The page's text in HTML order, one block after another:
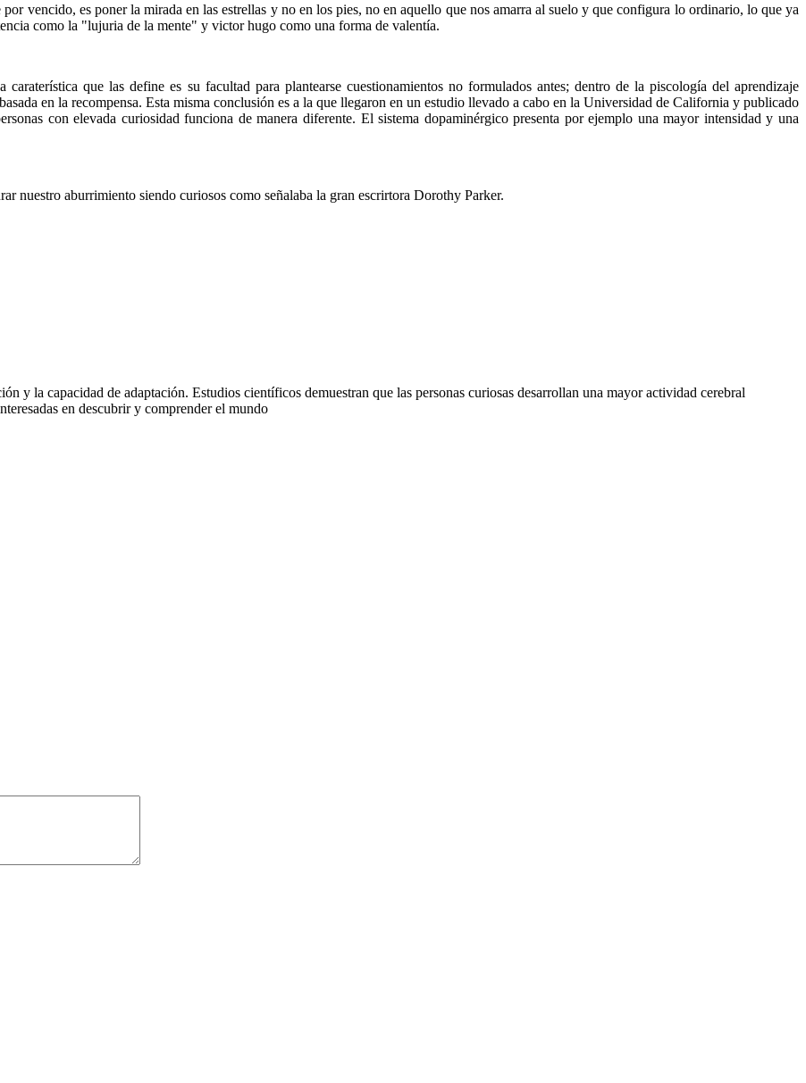
vencido, es poner la mirada en las estrellas y no en los pies, no en aquello que nos amarra al suelo y que configura lo ordinario, lo que ya
como la "lujuria de la mente" y victor hugo como una forma de valentía.
caraterística que las define es su facultad para plantearse cuestionamientos no formulados antes; dentro de la piscología del aprendizaje
en la recompensa. Esta misma conclusión es a la que llegaron en un estudio llevado a cabo en la Universidad de California y publicado
con elevada curiosidad funciona de manera diferente. El sistema dopaminérgico presenta por ejemplo una mayor intensidad y una
nuestro aburrimiento siendo curiosos como señalaba la gran escrirtora Dorothy Parker.
y la capacidad de adaptación. Estudios científicos demuestran que las personas curiosas desarrollan una mayor actividad cerebral
en descubrir y comprender el mundo